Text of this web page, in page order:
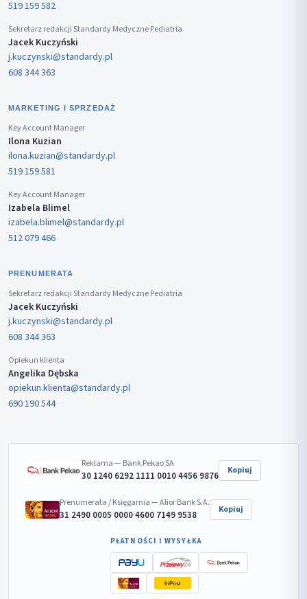
519 159 582
Sekretarz redakcji Standardy Medyczne Pediatria
Jacek Kuczyński
j.kuczynski@standardy.pl
608 344 363
MARKETING I SPRZEDAŻ
Key Account Manager
Ilona Kuzian
ilona.kuzian@standardy.pl
519 159 581
Key Account Manager
Izabela Blimel
izabela.blimel@standardy.pl
512 079 466
PRENUMERATA
Sekretarz redakcji Standardy Medyczne Pediatria
Jacek Kuczyński
j.kuczynski@standardy.pl
608 344 363
Opiekun klienta
Angelika Dębska
opiekun.klienta@standardy.pl
690 190 544
Reklama — Bank Pekao SA
30 1240 6292 1111 0010 4456 9876 Kopiuj
Prenumerata / Księgarnia — Alior Bank S.A.
31 2490 0005 0000 4600 7149 9538 Kopiuj
PŁATNOŚCI I WYSYŁKA
InPost